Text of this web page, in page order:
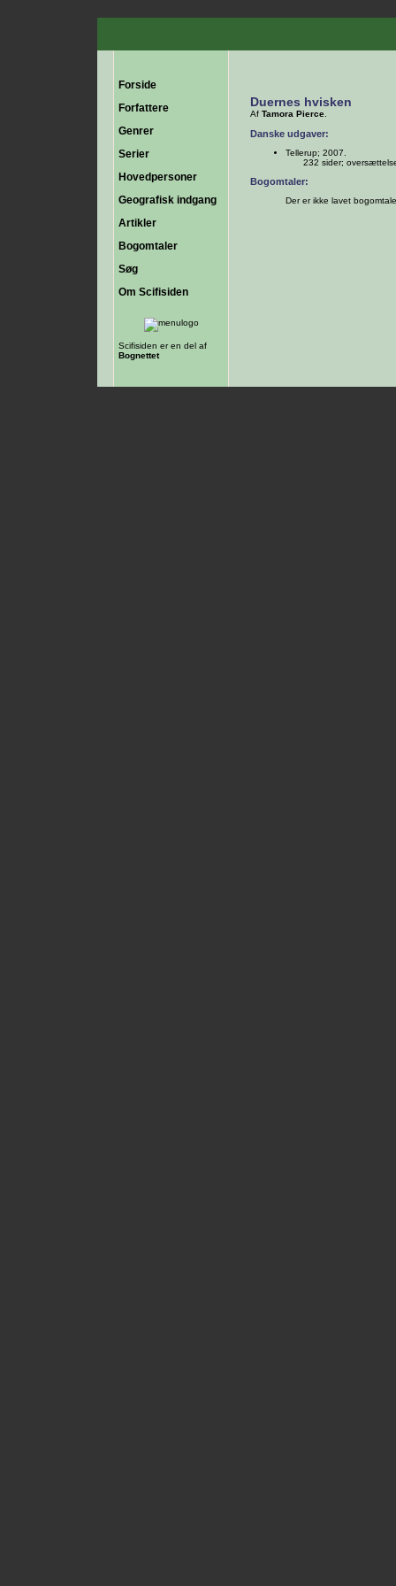
Forside
Forfattere
Genrer
Serier
Hovedpersoner
Geografisk indgang
Artikler
Bogomtaler
Søg
Om Scifisiden
Scifisiden er en del af
Bognettet
Duernes hvisken
Af Tamora Pierce
Danske udgaver:
Tellerup; 2007.
232 sider;
Bogomtaler:
Der er ikke lavet